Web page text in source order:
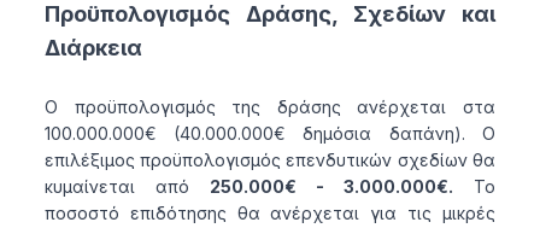
Προϋπολογισμός Δράσης, Σχεδίων και
Διάρκεια
Ο προϋπολογισμός της δράσης ανέρχεται στα
100.000.000€ (40.000.000€ δημόσια δαπάνη). Ο
επιλέξιμος προϋπολογισμός επενδυτικών σχεδίων θα
κυμαίνεται από 250.000€ - 3.000.000€. Το
ποσοστό επιδότησης θα ανέρχεται για τις μικρές